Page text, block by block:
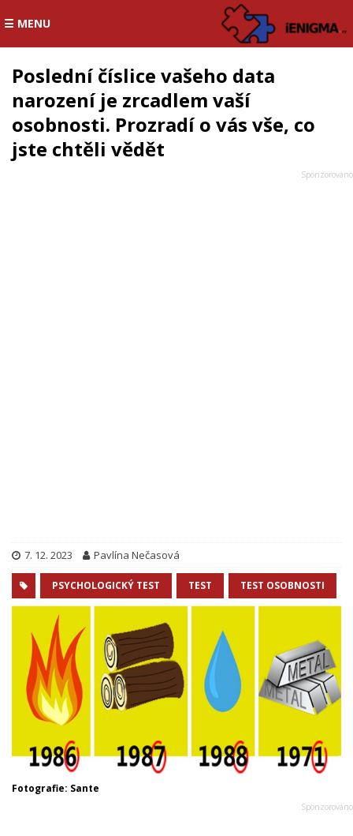
☰ MENU
Poslední číslice vašeho data
narození je zrcadlem vaší
osobnosti. Prozradí o vás vše, co
jste chtěli vědět
7. 12. 2023 Pavlína Nečasová
PSYCHOLOGICKÝ TEST TEST TEST OSOBNOSTI
Fotografie: Sante